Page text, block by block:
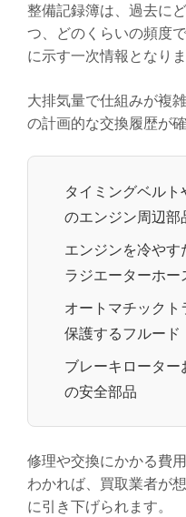
整備記録簿は、過去に
つ、どのくらいの頻度
に示す一次情報となりま
大排気量で仕組みが複
の計画的な交換履歴が
タイミングベル
のエンジン周辺部
エンジンを冷や
ラジエーターホー
オートマチック
保護するフルード
ブレーキロータ
の安全部品
修理や交換にかかる費
わかれば、買取業者が
に引き下げられます。